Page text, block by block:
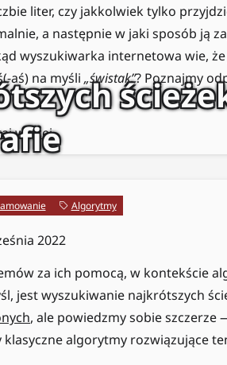
liter, czy jakkolwiek tylko
a następnie w jaki sposób ją
wyszukiwarka internetowa wie, że
aś) na myśli „świstak”? Poznajmy
więcej
Algorytmy
2022
za ich pomocą, w kontekście
jest wyszukiwanie najkrótszych
, ale powiedzmy sobie szczerze
algorytmy rozwiązujące